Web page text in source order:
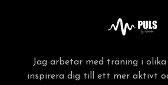
Jag arbetar med träning i
inspirera dig till ett mer aktivt